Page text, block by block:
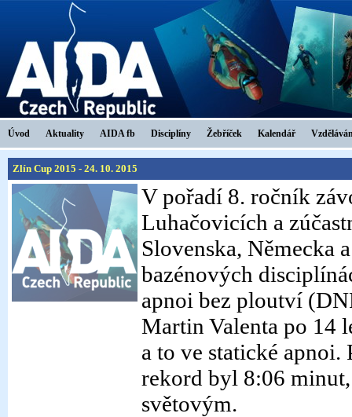
Úvod Aktuality AIDA fb Disciplíny Žebříček Kalendář
Zlín Cup 2015 - 24. 10. 2015
V pořadí 8. ročník
Luhačovicích a
Slovenska, Německa
bazénových
apnoi bez ploutví
Martin Valenta po 14
a to ve statické
rekord byl 8:06
světovým.